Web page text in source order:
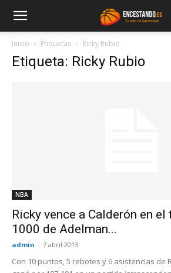
Inicio Etiquetas Ricky Rubio
Etiqueta: Ricky Rubio
NBA
Ricky vence a Calderón en
1000 de Adelman...
admin - 7 abril 2013
Con 10 puntos, 5 rebotes y 6 asistencias de